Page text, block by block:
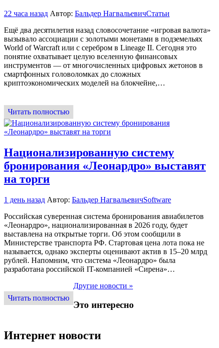
22 часа назад Автор: Бальдер НагвальевичСтатьи
Ещё два десятилетия назад словосочетание «игровая валюта»
вызывало ассоциации с золотыми монетами в подземельях
World of Warcraft или с серебром в Lineage II. Сегодня это
понятие охватывает целую вселенную финансовых
инструментов — от многочисленных цифровых жетонов в
смартфонных головоломках до сложных
криптоэкономических моделей на блокчейне,…
Читать полностью
Национализированную систему
бронирования «Леонардро» выставят
на торги
1 день назад Автор: Бальдер НагвальевичSoftware
Российская суверенная система бронирования авиабилетов
«Леонардро», национализированная в 2026 году, будет
выставлена на открытые торги. Об этом сообщили в
Министерстве транспорта РФ. Стартовая цена лота пока не
называется, однако эксперты оценивают актив в 15–20 млрд
рублей. Напомним, что система «Леонардро» была
разработана российской IT-компанией «Сирена»…
Читать полностью
Другие новости »
Это интересно
Интернет новости